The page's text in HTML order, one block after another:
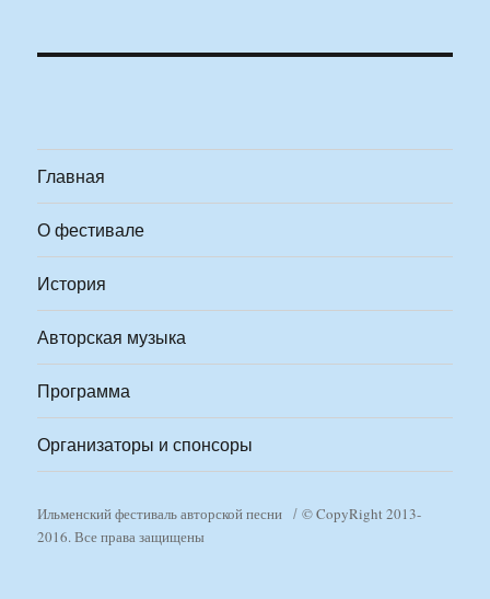
Главная
О фестивале
История
Авторская музыка
Программа
Организаторы и спонсоры
Ильменский фестиваль авторской песни
© CopyRight 2013-
2016. Все права защищены